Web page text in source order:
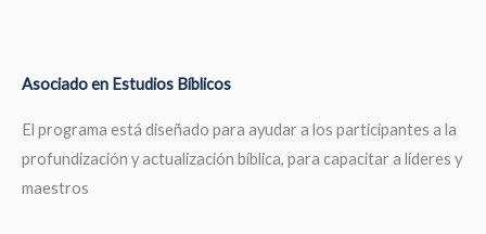
Asociado en Estudios Bíblicos
El programa está diseñado para ayudar a los participantes a la
profundización y actualización bíblica, para capacitar a líderes y
maestros